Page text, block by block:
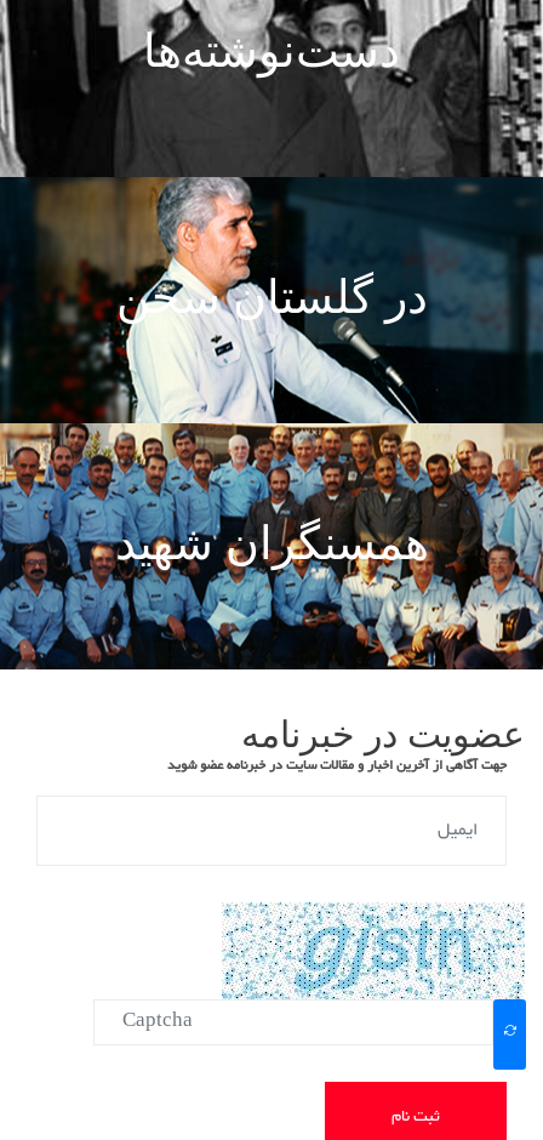
دست‌نوشته‌ها
در گلستان سخن
همسنگران شهید
عضویت در خبرنامه
جهت آگاهی از آخرین اخبار و مقالات سایت در خبرنامه عضو شوید
ثبت نام